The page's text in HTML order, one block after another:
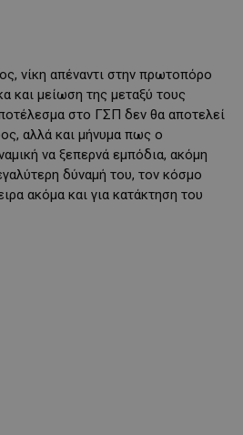
νίκη απέναντι στην πρωτοπόρο
και μείωση της μεταξύ τους
στο ΓΣΠ δεν θα αποτελεί
αλλά και μήνυμα πως ο
να ξεπερνά εμπόδια, ακόμη
δύναμή του, τον κόσμο
ακόμα και για κατάκτηση του